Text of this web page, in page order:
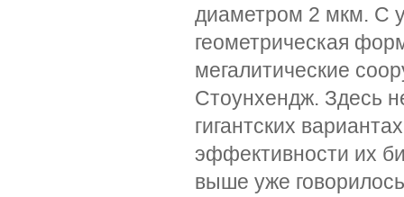
диаметром 2 мкм. С
геометрическая
мегалитические
Стоунхендж. Здесь
гигантских
эффективности их
выше уже